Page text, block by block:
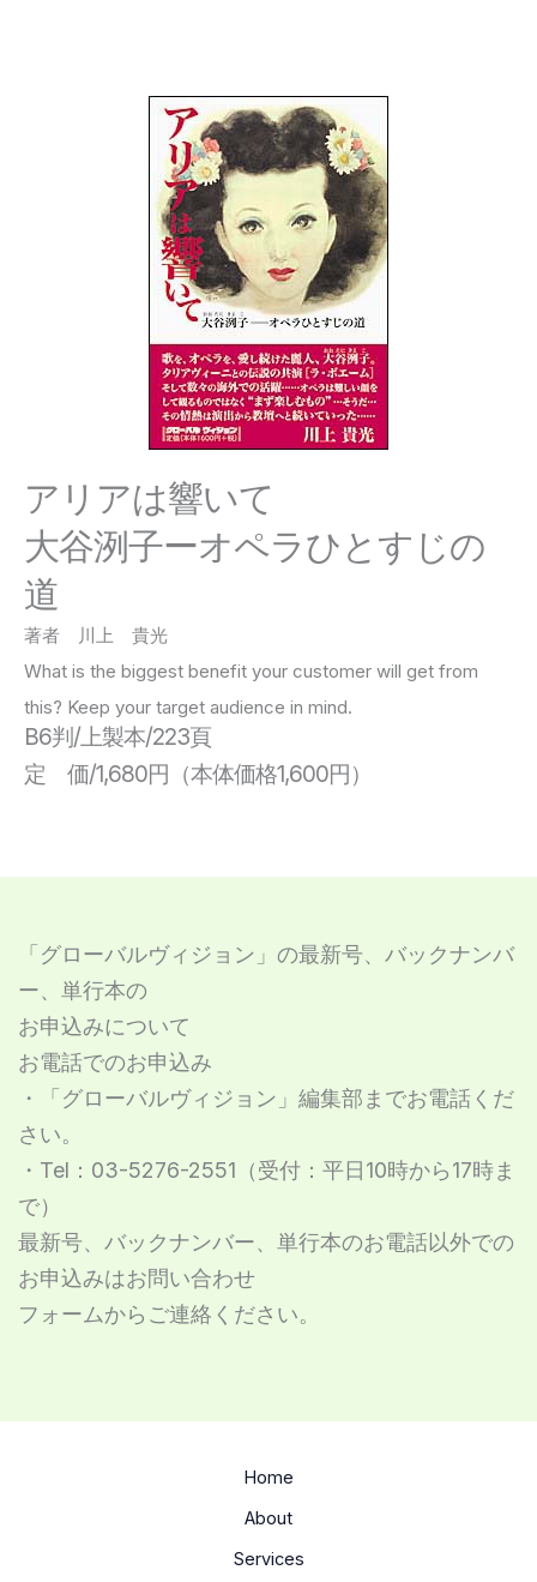
アリアは響いて
大谷洌子ーオペラひとすじの
道
著者 川上 貴光
What is the biggest benefit your customer will get from
this? Keep your target audience in mind.
B6判/上製本/223頁
定 価/1,680円（本体価格1,600円）
「グローバルヴィジョン」の最新号、バックナンバ
ー、単行本の
お申込みについて
お電話でのお申込み
・「グローバルヴィジョン」編集部までお電話くだ
さい。
・Tel：03-5276-2551（受付：平日10時から17時ま
で）
最新号、バックナンバー、単行本のお電話以外での
お申込みはお問い合わせ
フォームからご連絡ください。
Home
About
Services